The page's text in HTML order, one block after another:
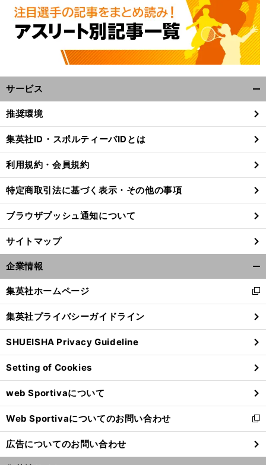
サービス
閉
る
推奨環境
集英社ID・スポルティーバIDとは
利用規約・会員規約
特定商取引法に基づく表示・その他の事項
ブラウザプッシュ通知について
サイトマップ
企業情報
閉
る
集英社ホームページ
新
し
い
ウ
ィ
ン
ド
ウ
で
開
く
集英社プライバシーガイドライン
SHUEISHA Privacy Guideline
Setting of Cookies
web Sportivaについて
Web Sportivaについてのお問い合わせ
新
し
い
ウ
広告についてのお問い合わせ